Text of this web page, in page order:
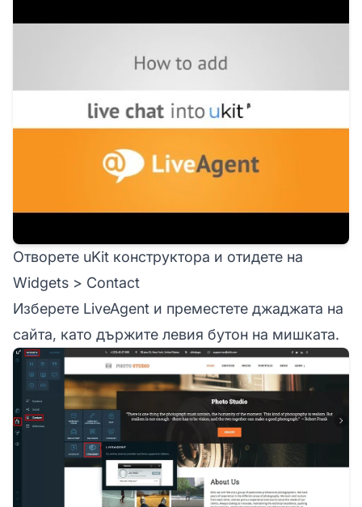
Отворете uKit конструктора и отидете на
Widgets > Contact
Изберете LiveAgent и преместете джаджата на
сайта, като държите левия бутон на мишката.